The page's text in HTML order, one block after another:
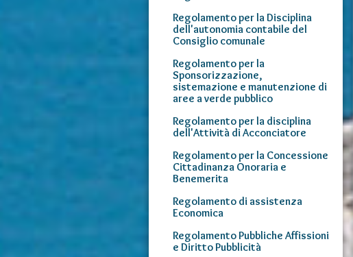
Regolamento per la Disciplina
dell'autonomia contabile del
Consiglio comunale
Regolamento per la
Sponsorizzazione,
sistemazione e manutenzione di
aree a verde pubblico
Regolamento per la disciplina
dell'Attività di Acconciatore
Regolamento per la Concessione
Cittadinanza Onoraria e
Benemerita
Regolamento di assistenza
Economica
Regolamento Pubbliche Affissioni
e Diritto Pubblicità